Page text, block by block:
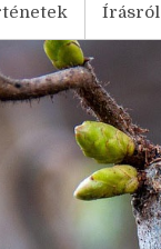
Írásról